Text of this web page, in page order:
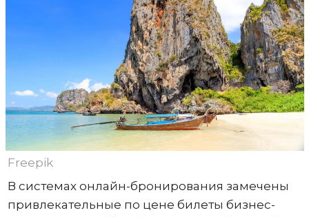
Freepik
В системах онлайн-бронирования замечены
привлекательные по цене билеты бизнес-